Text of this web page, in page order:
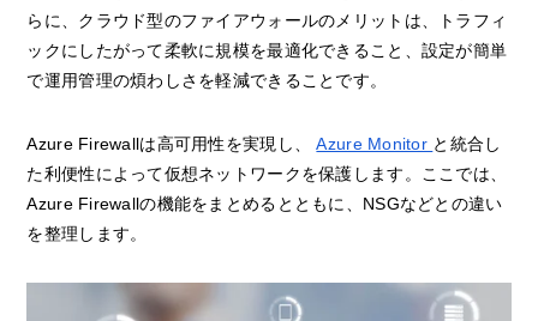
らに、クラウド型のファイアウォールのメリットは、トラフィ
ックにしたがって柔軟に規模を最適化できること、設定が簡単
で運用管理の煩わしさを軽減できることです。
Azure Firewallは高可用性を実現し、Azure Monitor と統合し
た利便性によって仮想ネットワークを保護します。ここでは、
Azure Firewallの機能をまとめるとともに、NSGなどとの違い
を整理します。